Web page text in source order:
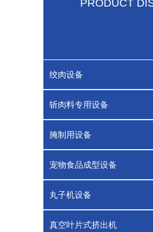
PRODUCT
绞肉设备
斩肉料专用设备
腌制用设备
宠物食品成型设备
丸子机设备
真空叶片式挤出机